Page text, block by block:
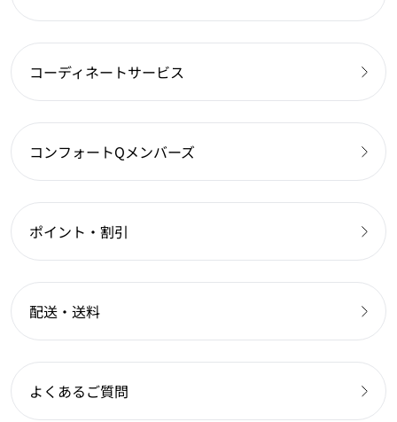
コーディネートサービス
コンフォートQメンバーズ
ポイント・割引
配送・送料
よくあるご質問